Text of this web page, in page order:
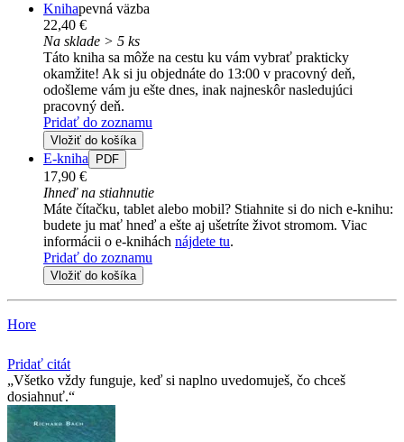
Knihapevná väzba
22,40 €
Na sklade > 5 ks
Táto kniha sa môže na cestu ku vám vybrať prakticky
okamžite! Ak si ju objednáte do 13:00 v pracovný deň,
odošleme vám ju ešte dnes, inak najneskôr nasledujúci
pracovný deň.
Pridať do zoznamu
Vložiť do košíka
E-kniha PDF
17,90 €
Ihneď na stiahnutie
Máte čítačku, tablet alebo mobil? Stiahnite si do nich e-knihu:
budete ju mať hneď a ešte aj ušetríte život stromom. Viac
informácii o e-knihách nájdete tu.
Pridať do zoznamu
Vložiť do košíka
Hore
Pridať citát
Všetko vždy funguje, keď si naplno uvedomuješ, čo chceš
dosiahnuť.